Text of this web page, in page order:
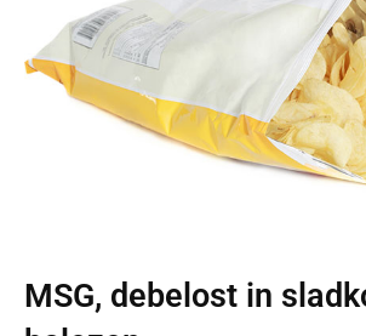
MSG, debelost in